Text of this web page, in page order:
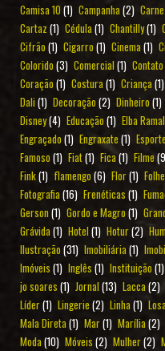
Camisa 10 (1) Campanha (2) Carne
Cartaz (1) Cédula(1) Chantilly(1)
Cifrão (1) Cigarro (1) Cinema(1)
Colorido (3) Comercial (1) Contato
Coração (1) Costura (1) Criança(1)
Dali(1) Decoração (2) Dinheiro (1)
Disney(4) Educação (1) Elba
Engraçado (1) Engraxate (1)
Famoso (1) Fiat(1) Fica (1) Filme
Fink(1) flamengo (6) Flor(1)
Fotografia(16) Frenéticas (1)
Gerson (1) Gordo e Magro(1)
Grávida(1) Hotel (1) Hotur(2)
Ilustração (31) Imobiliária(1)
Imóveis (1) Inglês (1) Instituição (1)
jo soares (1) Jornal (13) Lacca(2)
Líder(1) Lingerie (2) Linha(1)
Mala Direta(1) Mar(1) Marília(2)
Moda(10) Móveis (2) Mulher(2)